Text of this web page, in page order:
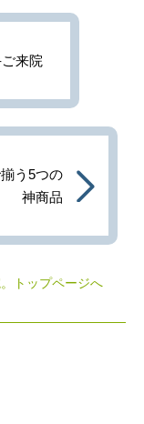
来院
う5つの
神商品
。トップページへ